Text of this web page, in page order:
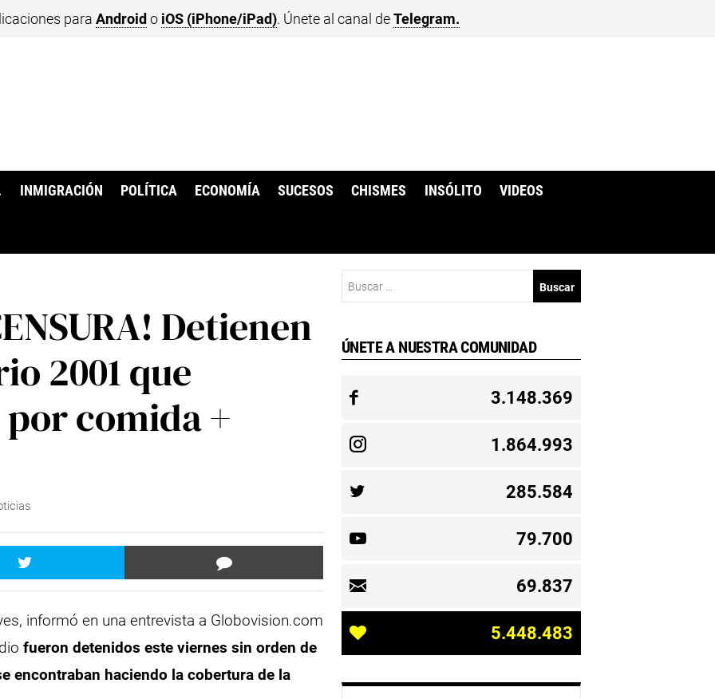
para Android o iOS (iPhone/iPad). Únete al canal deTelegram.
INMIGRACIÓN POLÍTICA ECONOMÍA SUCESOS CHISMES INSÓLITO VIDEOS
Detienen
2001 que
comida +
informó en una entrevista a Globovision.com
fueron detenidos este viernes sin orden de
encontraban haciendo la cobertura de la
ÚNETE A NUESTRA COMUNIDAD
3.148.369
1.864.993
285.584
79.700
69.837
5.448.483